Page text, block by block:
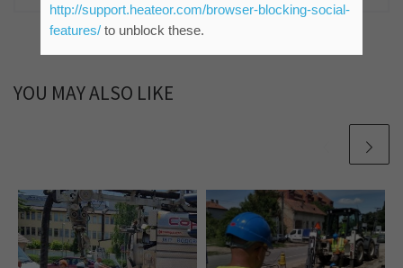
YOU MAY ALSO LIKE
http://support.heateor.com/browser-blocking-social-
features/to unblock these.